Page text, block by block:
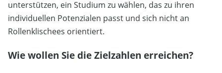
unterstützen, ein Studium zu wählen, das zu ihren
individuellen Potenzialen passt und sich nicht an
Rollenklischees orientiert.
Wie wollen Sie die Zielzahlen erreichen?